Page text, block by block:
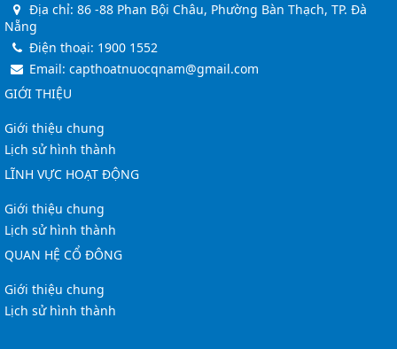
Địa chỉ: 86 -88 Phan Bội Châu, Phường Bàn Thạch, TP. Đà
Nẵng
Điện thoại: 1900 1552
Email: capthoatnuocqnam@gmail.com
GIỚI THIỆU
Giới thiệu chung
Lịch sử hình thành
LĨNH VỰC HOẠT ĐỘNG
Giới thiệu chung
Lịch sử hình thành
QUAN HỆ CỔ ĐÔNG
Giới thiệu chung
Lịch sử hình thành